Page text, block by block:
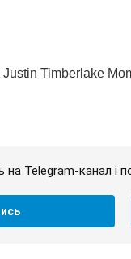
на Telegram-канал і